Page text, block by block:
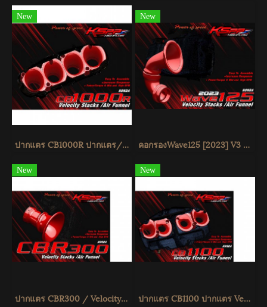
New
ปากแตร CB1000R ปากแตร/Velocity stack -ปากแตร
New
คอกรองWave125 [2023] V3 ท่อกรอง Wave125 VelocityStackWave125 [2023] [KSPP]
New
ปากแตร CBR300 / Velocity stack -ปากแตร CBR300 -Intake air pipe CBR300 - KSPP
New
ปากแตร CB1100 ปากแตร Velocity stack ปากแตร KSPP